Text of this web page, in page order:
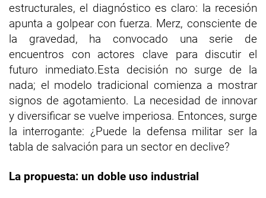
estructurales, el diagnóstico es claro: la recesión
apunta a golpear con fuerza. Merz, consciente de
la gravedad, ha convocado una serie de
encuentros con actores clave para discutir el
futuro inmediato.Esta decisión no surge de la
nada; el modelo tradicional comienza a mostrar
signos de agotamiento. La necesidad de innovar
y diversificar se vuelve imperiosa. Entonces, surge
la interrogante: ¿Puede la defensa militar ser la
tabla de salvación para un sector en declive?
La propuesta: un doble uso industrial